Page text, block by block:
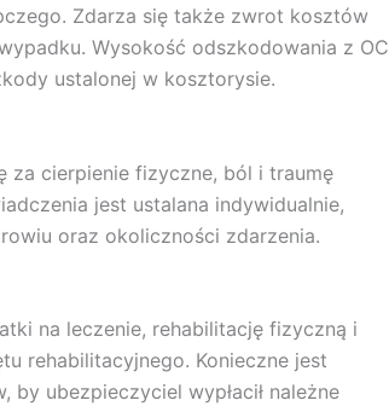
Zdarza się także zwrot kosztów
Wysokość odszkodowania z OC
ustalonej w kosztorysie.
za cierpienie fizyczne, ból i traumę
jest ustalana indywidualnie,
oraz okoliczności zdarzenia.
na leczenie, rehabilitację fizyczną i
rehabilitacyjnego. Konieczne jest
by ubezpieczyciel wypłacił należne